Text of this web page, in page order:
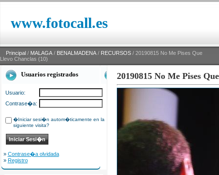
www.fotocall.es
Principal / MALAGA / BENALMADENA / RECURSOS / 20190815 No Me Pises Que
Llevo Chanclas (10)
Usuarios registrados
Usuario:
Contrase�a:
�Iniciar sesi�n autom�ticamente en la
siguiente visita?
» Contrase�a olvidada
» Registro
20190815 No Me Pises